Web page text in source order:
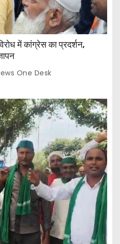
में कांग्रेस का प्रदर्शन,
One Desk